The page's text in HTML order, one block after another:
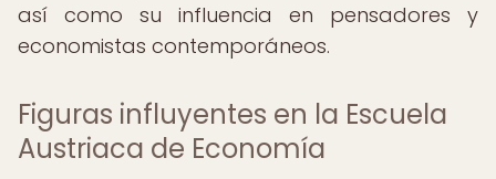
así como su influencia en pensadores y
economistas contemporáneos.
Figuras influyentes en la Escuela
Austriaca de Economía